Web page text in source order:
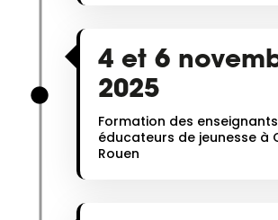
4 et 6
2025
Formation des
éducateurs de jeunesse à
Rouen